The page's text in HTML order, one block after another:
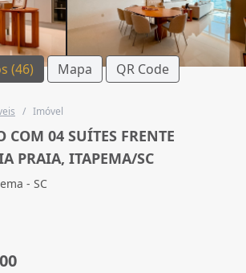
(46) Mapa QR Code
/ Imóvel
COM 04 SUÍTES FRENTE
PRAIA, ITAPEMA/SC
- SC